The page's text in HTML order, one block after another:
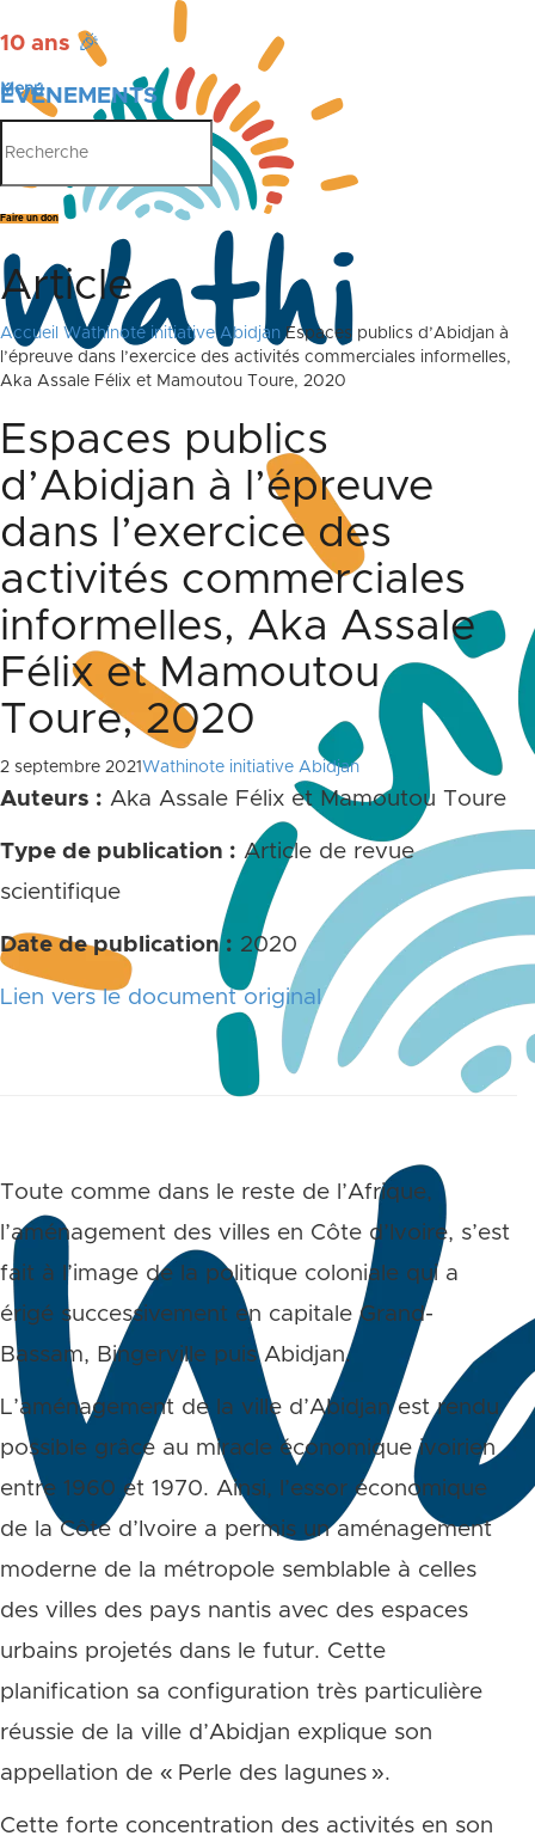
10 ans 🎉
ÉVÉNEMENTS
PUBLICATIONS
Menu
Faire un don
Article
Accueil Wathinote initiative Abidjan Espaces publics d’Abidjan à
l’épreuve dans l’exercice des activités commerciales informelles,
Aka Assale Félix et Mamoutou Toure, 2020
Espaces publics
d’Abidjan à l’épreuve
dans l’exercice des
activités commerciales
informelles, Aka Assale
Félix et Mamoutou
Toure, 2020
2 septembre 2021 Wathinote initiative Abidjan
Auteurs : Aka Assale Félix et Mamoutou Toure
Type de publication : Article de revue
scientifique
Date de publication : 2020
Lien vers le document original
Toute comme dans le reste de l’Afrique,
l’aménagement des villes en Côte d’Ivoire, s’est
fait à l’image de la politique coloniale qui a
érigé successivement en capitale Grand-
Bassam, Bingerville puis Abidjan.
L’aménagement de la ville d’Abidjan est rendu
possible grâce au miracle économique ivoirien
entre 1960 et 1970. Ainsi, l’essor économique
de la Côte d’Ivoire a permis un aménagement
moderne de la métropole semblable à celles
des villes des pays nantis avec des espaces
urbains projetés dans le futur. Cette
planification sa configuration très particulière
réussie de la ville d’Abidjan explique son
appellation de « Perle des lagunes ».
Cette forte concentration des activités en son